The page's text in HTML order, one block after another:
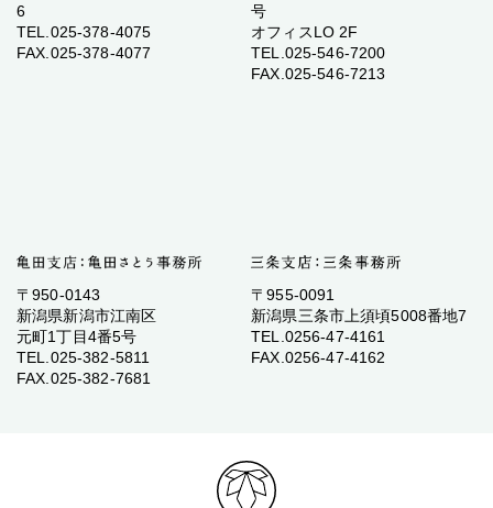
6
TEL.025-378-4075
FAX.025-378-4077
号
オフィスLO 2F
TEL.025-546-7200
FAX.025-546-7213
〒950-0143
新潟県新潟市江南区
元町1丁目4番5号
TEL.025-382-5811
FAX.025-382-7681
〒955-0091
新潟県三条市上須頃5008番地7
TEL.0256-47-4161
FAX.0256-47-4162